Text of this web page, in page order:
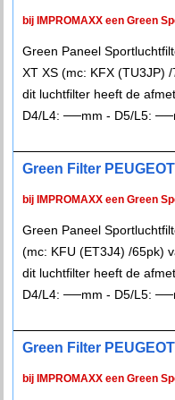
bij IMPROMAXX een Green
Green Paneel
XT XS (mc: KFX (TU3JP)
dit luchtfilter heeft de
D4/L4: ──mm - D5/L5:
Green Filter
bij IMPROMAXX een Green
Green Paneel
(mc: KFU (ET3J4) /65pk)
dit luchtfilter heeft de
D4/L4: ──mm - D5/L5:
Green Filter
bij IMPROMAXX een Green